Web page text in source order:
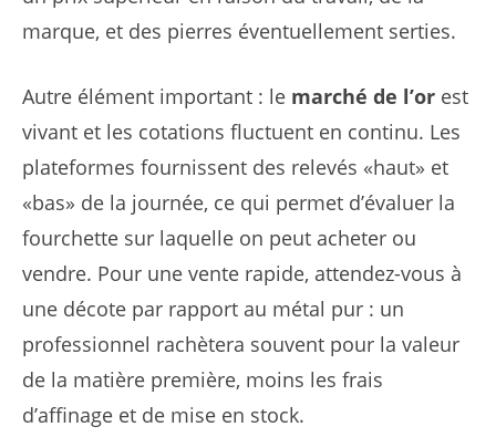
marque, et des pierres éventuellement serties.
Autre élément important : le marché de l’or est
vivant et les cotations fluctuent en continu. Les
plateformes fournissent des relevés «haut» et
«bas» de la journée, ce qui permet d’évaluer la
fourchette sur laquelle on peut acheter ou
vendre. Pour une vente rapide, attendez-vous à
une décote par rapport au métal pur : un
professionnel rachètera souvent pour la valeur
de la matière première, moins les frais
d’affinage et de mise en stock.